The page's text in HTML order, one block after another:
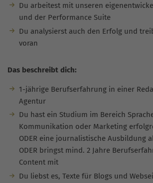
Du arbeitest mit unseren
und der Performance Suite
Du analysierst auch den Erfolg und
voran
Das beschreibt dich:
1-jährige Berufserfahrung in einer
Agentur
Du hast ein Studium im Bereich
Kommunikation oder Marketing
ODER eine journalistische Ausbildung
ODER bringst mind. 2 Jahre
Content mit
Du liebst es, Texte für Blogs und